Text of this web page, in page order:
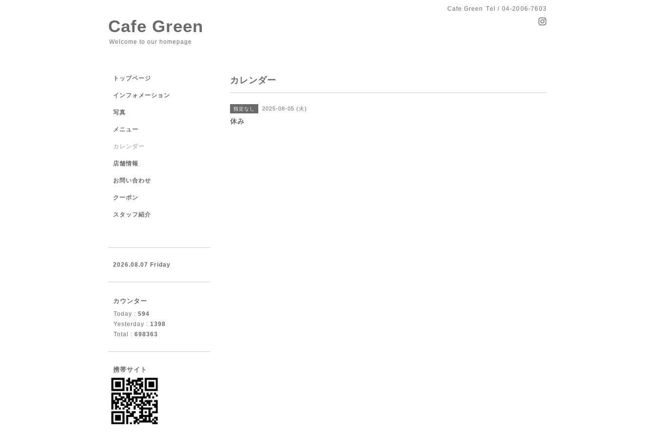
Cafe Green Tel / 04-2006-7603
Cafe Green
Welcome to our homepage
カレンダー
指定なし 2025-08-05 (火)
休み
トップページ
インフォメーション
写真
メニュー
カレンダー
店舗情報
お問い合わせ
クーポン
スタッフ紹介
2026.08.07 Friday
カウンター
Today : 594
Yesterday : 1398
Total : 698363
携帯サイト